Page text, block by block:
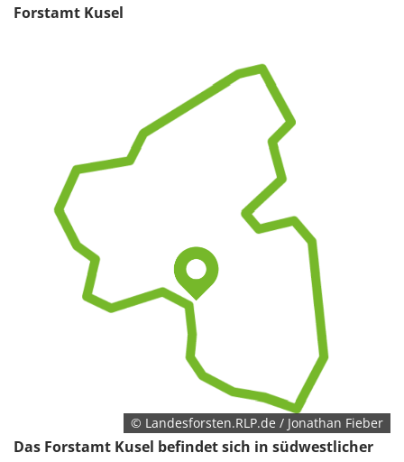
Forstamt Kusel
© Landesforsten.RLP.de / Jonathan Fieber
Das Forstamt Kusel befindet sich in südwestlicher
Dieser Cookie speichert die ausgewählten
EXTERNE MEDIEN
Um Inhalte von Videoplattformen und Social Media
Plattformen anzeigen zu können, werden von
diesen externen Medien Cookies gesetzt.
YouTube